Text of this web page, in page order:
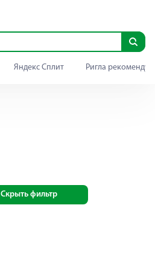
Яндекс Сплит Ригла
Скрыть фильтр